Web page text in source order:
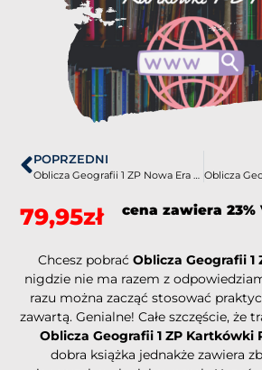
POPRZEDNI
Oblicza Geografii 1 ZP Nowa Era Sprawdziany-Odpowiedzi PDF
79,95zł cena zawiera 23%
Chcesz pobrać Oblicza Geografii 1
nigdzie nie ma razem z
razu można zacząć stosować
zawartą. Genialne! Całe szczęście, że
Oblicza Geografii 1 ZP Kartkówki
dobra książka jednakże zawiera